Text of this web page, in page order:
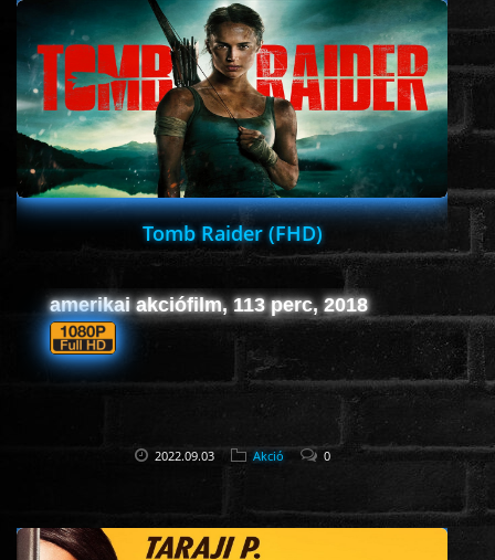
CSALÁDI
WESTERN
TÖRTÉNELMI
DOKUMENTUMFILMEK
ÉLŐ ADÁSOK (LIVE)
KARÁCSONYI FILMEK
Tomb Raider (FHD)
amerikai akciófilm, 113 perc, 2018
2022.09.03 Akció 0